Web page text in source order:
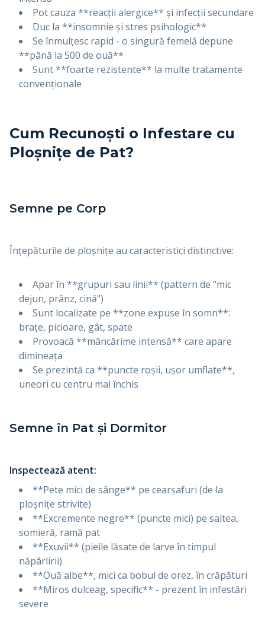
Pot cauza **reacții alergice** și infecții secundare
Duc la **insomnie și stres psihologic**
Se înmulțesc rapid - o singură femelă depune
**până la 500 de ouă**
Sunt **foarte rezistente** la multe tratamente
convenționale
Cum Recunoști o Infestare cu
Ploșnițe de Pat?
Semne pe Corp
Înțepăturile de ploșnițe au caracteristici distinctive:
Apar în **grupuri sau linii** (pattern de "mic
dejun, prânz, cină")
Sunt localizate pe **zone expuse în somn**:
brațe, picioare, gât, spate
Provoacă **mâncărime intensă** care apare
dimineața
Se prezintă ca **puncte roșii, ușor umflate**,
uneori cu centru mai închis
Semne în Pat și Dormitor
Inspectează atent:
**Pete mici de sânge** pe cearșafuri (de la
ploșnițe strivite)
**Excremente negre** (puncte mici) pe saltea,
somieră, ramă pat
**Exuvii** (pieile lăsate de larve în timpul
năpârlirii)
**Ouă albe**, mici ca bobul de orez, în crăpături
**Miros dulceag, specific** - prezent în infestări
severe